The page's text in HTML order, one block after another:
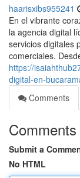
haarisxibs955241
En el vibrante
la agencia digital
servicios digitales
comerciales.
https://
digital-en-
Comments
Comments
Submit a
No HTML